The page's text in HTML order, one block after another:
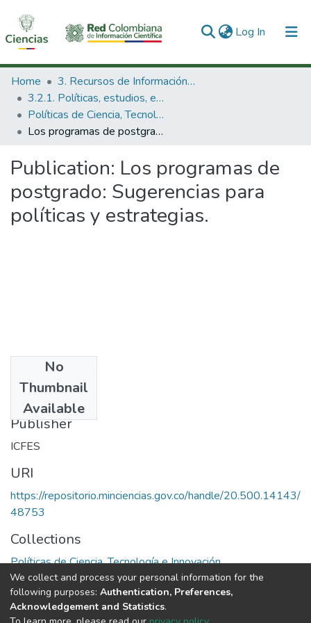
Log In (current)
Communities & Collections
All of DSpace
Statistics
Home
3. Recursos de Información Científica y Tecnológica
3.2.1. Políticas, estudios, evaluaciones e indicadores de CTeI
Políticas de Ciencia, Tecnología e Innovación
Los programas de postgrado: Sugerencias para políticas y estrategias.
Publication: Los programas de
postgrado: Sugerencias para
políticas y estrategias.
No
Thumbnail
Available
1987
Publisher
ICFES
URI
https://repositorio.minciencias.gov.co/handle/20.500.14143/
48753
Collections
Políticas de Ciencia, Tecnología e Innovación
Full item page
We collect and process your personal information for the
following purposes: Authentication, Preferences,
Acknowledgement and Statistics.